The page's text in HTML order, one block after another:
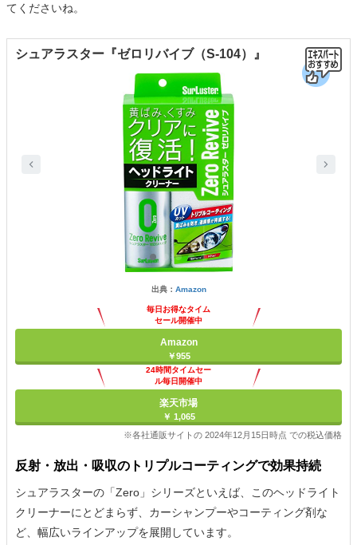
てくださいね。
シュアラスター『ゼロリバイブ（S-104）』
出典： Amazon
毎日お得なタイム
セール開催中
Amazon
￥955
24時間タイムセー
ル毎日開催中
楽天市場
￥ 1,065
※各社通販サイトの 2024年12月15日時点 での税込価格
反射・放出・吸収のトリプルコーティングで効果持続
シュアラスターの「Zero」シリーズといえば、このヘッドライト
クリーナーにとどまらず、カーシャンプーやコーティング剤な
ど、幅広いラインアップを展開しています。